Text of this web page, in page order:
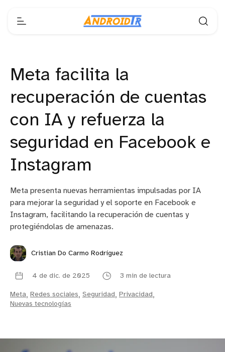
Meta facilita la
recuperación de cuentas
con IA y refuerza la
seguridad en Facebook e
Instagram
Meta presenta nuevas herramientas impulsadas por IA
para mejorar la seguridad y el soporte en Facebook e
Instagram, facilitando la recuperación de cuentas y
protegiéndolas de amenazas.
Cristian Do Carmo Rodríguez
4 de dic. de 2025 3 min de lectura
Meta, Redes sociales, Seguridad, Privacidad,
Nuevas tecnologías